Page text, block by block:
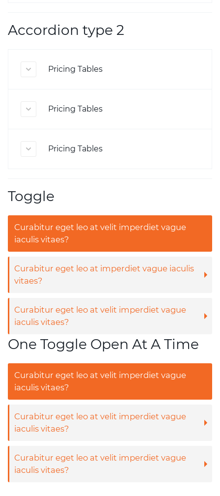
Accordion type 2
Pricing Tables
Pricing Tables
Pricing Tables
Toggle
Curabitur eget leo at velit imperdiet vague
iaculis vitaes?
Curabitur eget leo at imperdiet vague iaculis
vitaes?
Curabitur eget leo at velit imperdiet vague
iaculis vitaes?
One Toggle Open At A Time
Curabitur eget leo at velit imperdiet vague
iaculis vitaes?
Curabitur eget leo at velit imperdiet vague
iaculis vitaes?
Curabitur eget leo at velit imperdiet vague
iaculis vitaes?